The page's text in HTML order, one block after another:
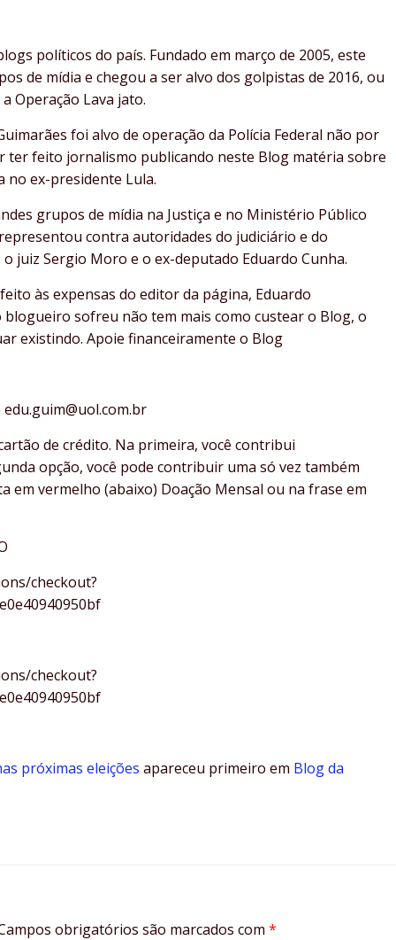
políticos do país. Fundado em março de 2005, este
de mídia e chegou a ser alvo dos golpistas de 2016, ou
Operação Lava jato.
foi alvo de operação da Polícia Federal não por
ter feito jornalismo publicando neste Blog matéria sobre
no ex-presidente Lula.
grupos de mídia na Justiça e no Ministério Público
contra autoridades do judiciário e do
juiz Sergio Moro e o ex-deputado Eduardo Cunha.
às expensas do editor da página, Eduardo
blogueiro sofreu não tem mais como custear o Blog, o
existindo. Apoie financeiramente o Blog
de crédito. Na primeira, você contribui
opção, você pode contribuir uma só vez também
em vermelho (abaixo) Doação Mensal ou na frase em
checkout?
checkout?
próximas eleições apareceu primeiro em Blog da
obrigatórios são marcados com *